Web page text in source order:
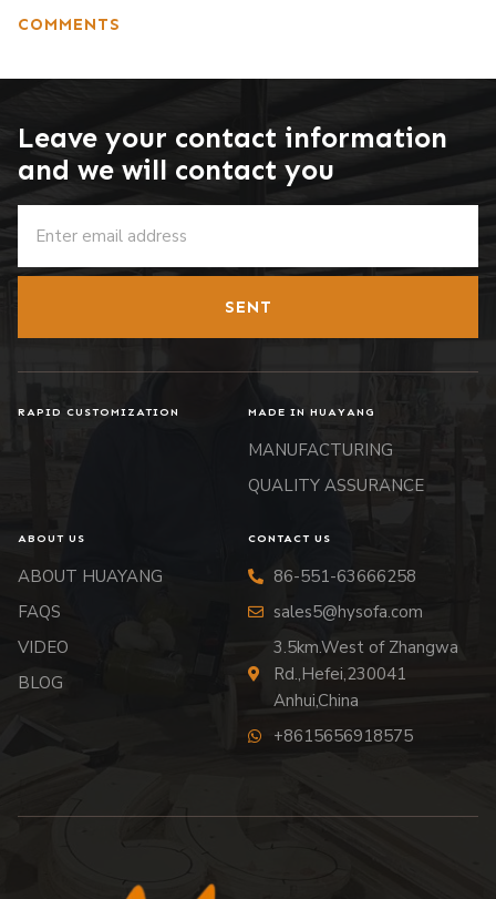
COMMENTS
Leave your contact information
and we will contact you
SENT
RAPID CUSTOMIZATION MADE IN HUAYANG
MANUFACTURING
QUALITY ASSURANCE
ABOUT US
ABOUT HUAYANG
FAQS
VIDEO
BLOG
CONTACT US
86-551-63666258
sales5@hysofa.com
3.5km.West of Zhangwa
Rd.,Hefei,230041
Anhui,China
+8615656918575